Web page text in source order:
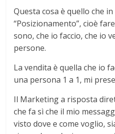
Questa cosa è quello che
“Posizionamento”, cioè
sono, che io faccio, che io
persone.
La vendita è quella che io
una persona 1 a 1, mi
Il Marketing a risposta
che fa sì che il mio
visto dove e come voglio,